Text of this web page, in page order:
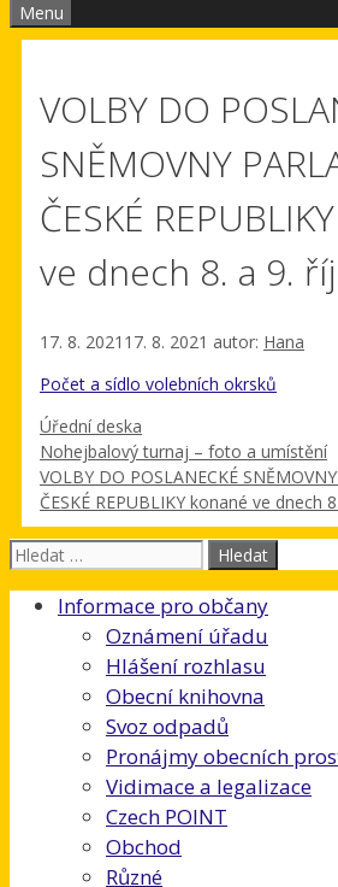
Menu
VOLBY DO
SNĚMOVNY
ČESKÉ
ve dnech 8. a 9.
17. 8. 2021 17. 8. 2021 autor: Hana
Počet a sídlo volebních okrsků
Rubriky
Úřední deska
Nohejbalový turnaj – foto a umístění
VOLBY DO POSLANECKÉ
ČESKÉ REPUBLIKY konané ve dnech
Hledat:
Informace pro občany
Oznámení úřadu
Hlášení rozhlasu
Obecní knihovna
Svoz odpadů
Pronájmy obecních
Vidimace a legalizace
Czech POINT
Obchod
Různé